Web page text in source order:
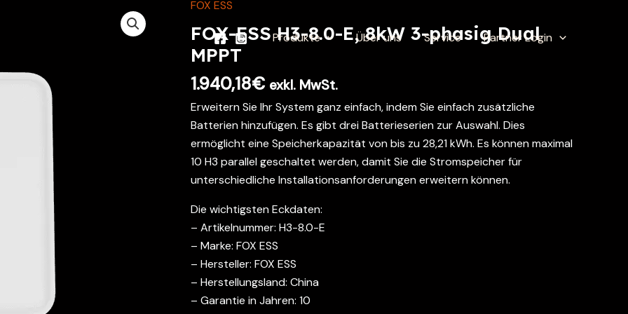
Produkte Über uns Service Partner Login
FOX ESS
FOX-ESS H3-8.0-E, 8kW 3-phasig Dual
MPPT
1.940,18€ exkl. MwSt.
Erweitern Sie Ihr System ganz einfach, indem Sie einfach zusätzliche
Batterien hinzufügen. Es gibt drei Batterieserien zur Auswahl. Dies
ermöglicht eine Speicherkapazität von bis zu 28,21 kWh. Es können maximal
10 H3 parallel geschaltet werden, damit Sie die Stromspeicher für
unterschiedliche Installationsanforderungen erweitern können.
Die wichtigsten Eckdaten:
– Artikelnummer: H3-8.0-E
– Marke: FOX ESS
– Hersteller: FOX ESS
– Herstellungsland: China
– Garantie in Jahren: 10